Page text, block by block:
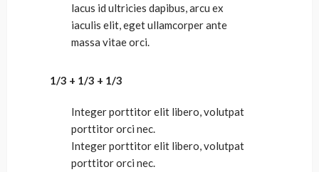
lacus id ultricies dapibus, arcu ex
iaculis elit, eget ullamcorper ante
massa vitae orci.
1/3 + 1/3 + 1/3
Integer porttitor elit libero, volutpat
porttitor orci nec.
Integer porttitor elit libero, volutpat
porttitor orci nec.